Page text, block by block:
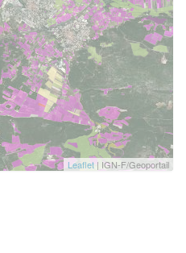
Leaflet | IGN-F/Geoportail